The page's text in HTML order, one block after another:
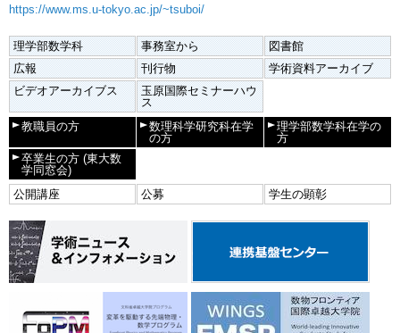
https://www.ms.u-tokyo.ac.jp/~tsuboi/
理学部数学科 事務室から
図書館
広報
刊行物
学術資料アーカイブ
ビデオアーカイブス
玉原国際セミナーハウ
ス
教職員の方
数理科学研究科在学
の方
理学部数学科在学の
方
卒業生の方 (東大数
学同窓会)
公開講座
公募 学生の顕彰